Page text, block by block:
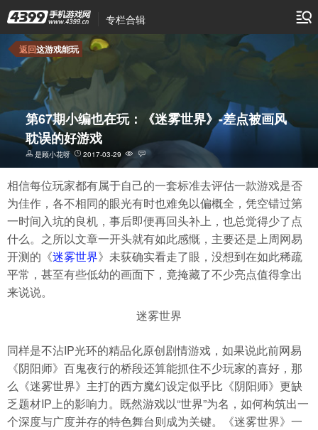
4399手机游戏网
专栏合辑
导航
返回这游戏能玩
第67期小编也在玩：《迷雾世界》-差点被画风
耽误的好游戏
是顾小花呀 2017-03-29
相信每位玩家都有属于自己的一套标准去评估一款游戏是否
为佳作，各不相同的眼光有时也难免以偏概全，凭空错过第
一时间入坑的良机，事后即便再回头补上，也总觉得少了点
什么。之所以文章一开头就有如此感慨，主要还是上周网易
开测的《迷雾世界》未荻确实看走了眼，没想到在如此稀疏
平常，甚至有些低幼的画面下，竟掩藏了不少亮点值得拿出
来说说。
迷雾世界
同样是不沾IP光环的精品化原创剧情游戏，如果说此前网易
《阴阳师》百鬼夜行的桥段还算能抓住不少玩家的喜好，那
么《迷雾世界》主打的西方魔幻设定似乎比《阴阳师》更缺
乏题材IP上的影响力。既然游戏以“世界”为名，如何构筑出一
个深度与广度并存的特色舞台则成为关键。《迷雾世界》一